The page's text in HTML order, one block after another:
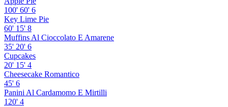
100' 60' 6
Key Lime Pie
60' 15' 8
Muffins Al Cioccolato E Amarene
35' 20' 6
Cupcakes
20' 15' 4
Cheesecake Romantico
45' 6
Panini Al Cardamomo E Mirtilli
120' 4